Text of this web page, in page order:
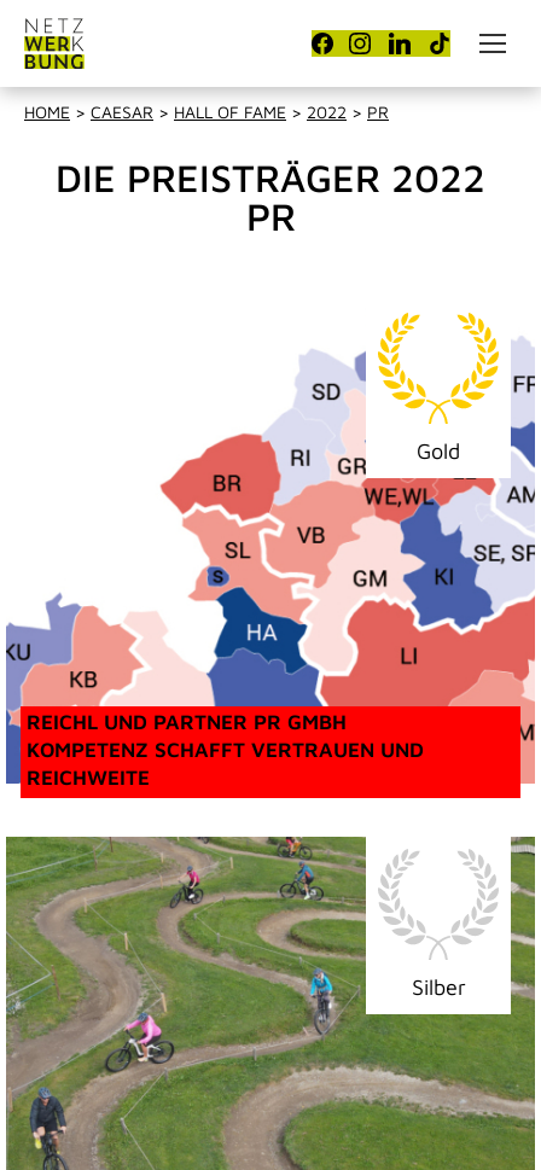
HOME > CAESAR > HALL OF FAME > 2022 > PR
DIE PREISTRÄGER 2022
PR
Gold
REICHL UND PARTNER PR GMBH
KOMPETENZ SCHAFFT VERTRAUEN UND
REICHWEITE
Silber